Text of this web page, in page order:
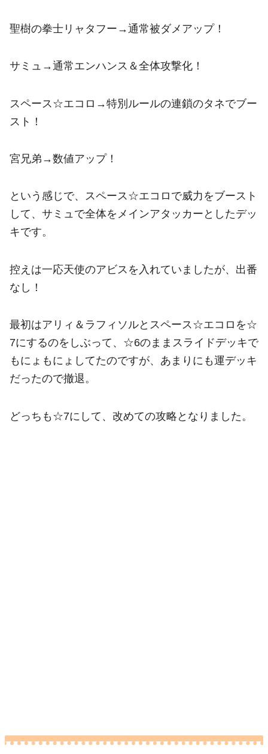
聖樹の拳士リャタフー→通常被ダメアップ！
サミュ→通常エンハンス＆全体攻撃化！
スペース☆エコロ→特別ルールの連鎖のタネでブー
スト！
宮兄弟→数値アップ！
という感じで、スペース☆エコロで威力をブースト
して、サミュで全体をメインアタッカーとしたデッ
キです。
控えは一応天使のアビスを入れていましたが、出番
なし！
最初はアリィ＆ラフィソルとスペース☆エコロを☆
7にするのをしぶって、☆6のままスライドデッキで
もにょもにょしてたのですが、あまりにも運デッキ
だったので撤退。
どっちも☆7にして、改めての攻略となりました。